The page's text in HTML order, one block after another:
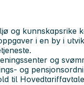
og kunnskapsrike
i en by i
og
og
til